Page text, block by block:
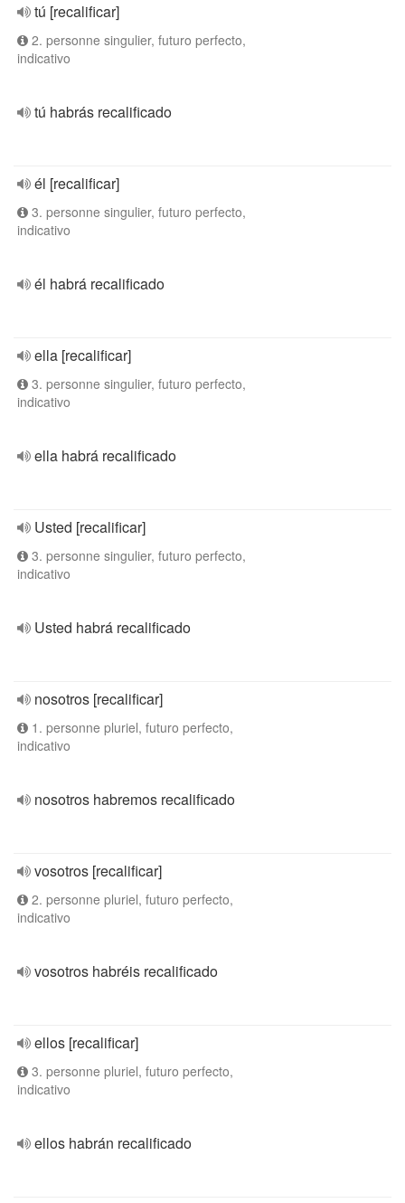
tú [recalificar]
2. personne singulier, futuro perfecto,
indicativo
tú habrás recalificado
él [recalificar]
3. personne singulier, futuro perfecto,
indicativo
él habrá recalificado
ella [recalificar]
3. personne singulier, futuro perfecto,
indicativo
ella habrá recalificado
Usted [recalificar]
3. personne singulier, futuro perfecto,
indicativo
Usted habrá recalificado
nosotros [recalificar]
1. personne pluriel, futuro perfecto,
indicativo
nosotros habremos recalificado
vosotros [recalificar]
2. personne pluriel, futuro perfecto,
indicativo
vosotros habréis recalificado
ellos [recalificar]
3. personne pluriel, futuro perfecto,
indicativo
ellos habrán recalificado